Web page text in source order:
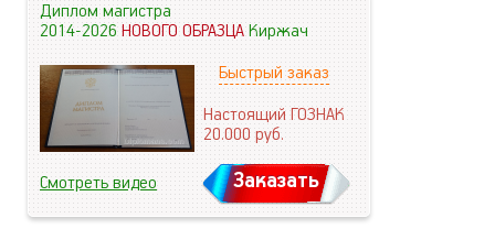
Диплом магистра
2014-2026НОВОГО ОБРАЗЦАКиржач
Быстрый заказ
Настоящий ГОЗНАК
20.000руб.
Смотреть видео Заказать